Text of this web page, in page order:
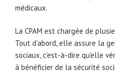
médicaux.
La CPAM est chargée de
Tout d’abord, elle assure la
sociaux, c’est-à-dire qu’elle
à bénéficier de la sécurité